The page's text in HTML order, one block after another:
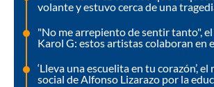
volante y estuvo cerca de una
"No me arrepiento de sentir tanto",
Karol G: estos artistas colaboran en
‘Lleva una escuelita en tu corazón’,
social de Alfonso Lizarazo por la